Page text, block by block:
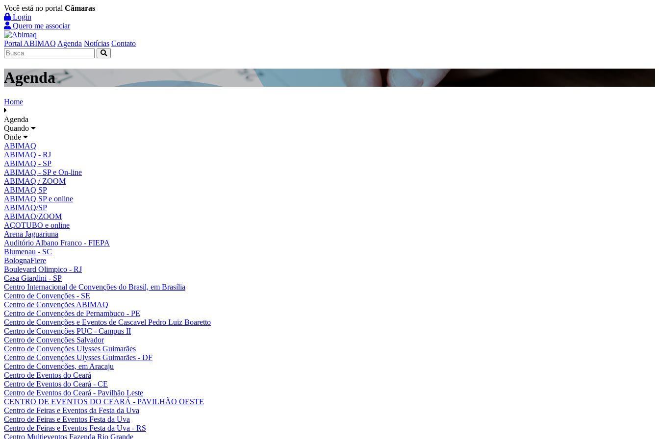
Você está no portal Câmaras
Login
Quero me associar
Portal ABIMAQ Agenda Notícias Contato
Agenda
Home
Agenda
Quando
Onde
ABIMAQ
ABIMAQ - RJ
ABIMAQ - SP
ABIMAQ - SP e On-line
ABIMAQ / ZOOM
ABIMAQ SP
ABIMAQ SP e online
ABIMAQ/SP
ABIMAQ/ZOOM
AÇOTUBO e online
Arena Jaguariuna
Auditório Albano Franco - FIEPA
Blumenau - SC
BolognaFiere
Boulevard Olimpico - RJ
Casa Giardini - SP
Centro Internacional de Convenções do Brasil, em Brasília
Centro de Convenções - SE
Centro de Convenções ABIMAQ
Centro de Convenções de Pernambuco - PE
Centro de Convenções e Eventos de Cascavel Pedro Luiz Boaretto
Centro de Convenções PUC - Campus II
Centro de Convenções Salvador
Centro de Convenções Ulysses Guimarães
Centro de Convenções Ulysses Guimarães - DF
Centro de Convenções, em Aracaju
Centro de Eventos do Ceará
Centro de Eventos do Ceará - CE
Centro de Eventos do Ceará - Pavilhão Leste
CENTRO DE EVENTOS DO CEARÁ - PAVILHÃO OESTE
Centro de Feiras e Eventos da Festa da Uva
Centro de Feiras e Eventos Festa da Uva
Centro de Feiras e Eventos Festa da Uva - RS
Centro Multieventos Fazenda Rio Grande